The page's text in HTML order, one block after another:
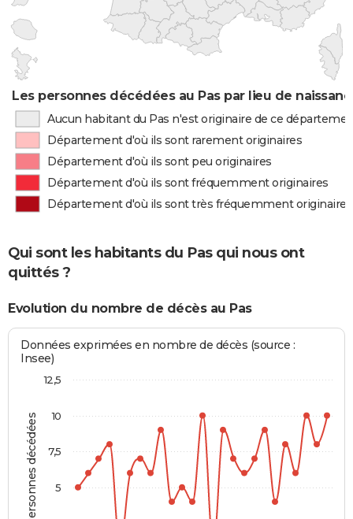
Les personnes décédées au Pas par lieu de
Aucun habitant du Pas n'est originaire de ce
Département d'où ils sont rarement originaires
Département d'où ils sont peu originaires
Département d'où ils sont fréquemment originaires
Département d'où ils sont très fréquemment originaires
Qui sont les habitants du Pas qui nous ont
quittés ?
Evolution du nombre de décès au Pas
Personnes décédées
Données exprimées en nombre de décès (source :
Insee)
5
7,5
10
12,5